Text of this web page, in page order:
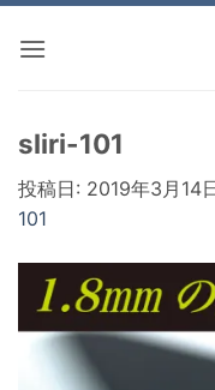
to
content
sliri-101
投稿日: 2019年3月14
101